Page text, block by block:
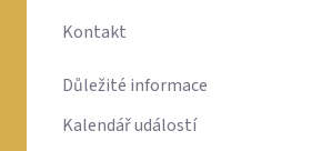
Kontakt
Důležité informace
Kalendář událostí